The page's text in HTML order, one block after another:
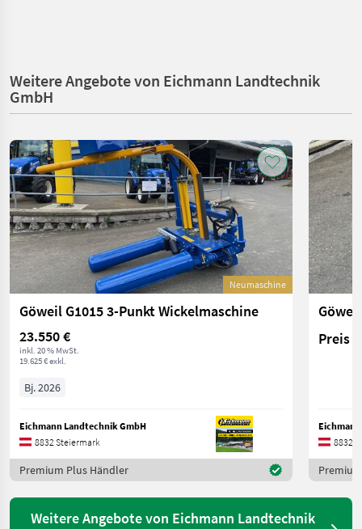
Weitere Angebote von Eichmann Landtechnik
GmbH
Neumaschine
Göweil G1015 3-Punkt Wickelmaschine
23.550 €
inkl. 20 % MwSt.
19.625 € exkl.
Bj. 2026
Eichmann Landtechnik GmbH
8832 Steiermark
Premium Plus Händler
Preis
8832
Weitere Angebote von Eichmann Landtechnik